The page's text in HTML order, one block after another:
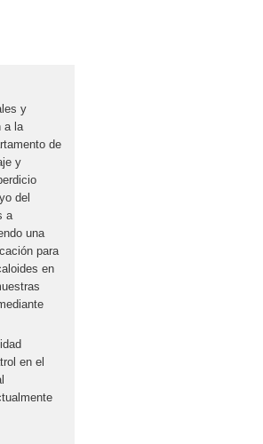
y
a la
de
y
del
a
una
para
en
en el